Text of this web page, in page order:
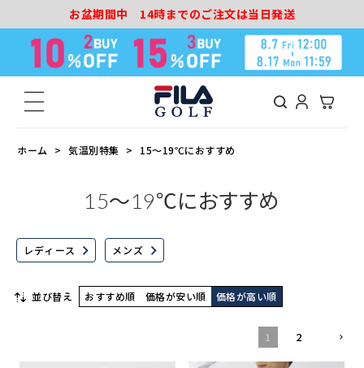
お盆期間中 14時までのご注文は当日発送
ホーム 気温別特集 15～19℃におすすめ
15～19℃におすすめ
レディース メンズ
並び替え おすすめ順 価格が安い順 価格が高い順
1 2